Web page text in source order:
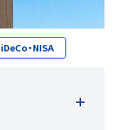
iDeCo・NISA